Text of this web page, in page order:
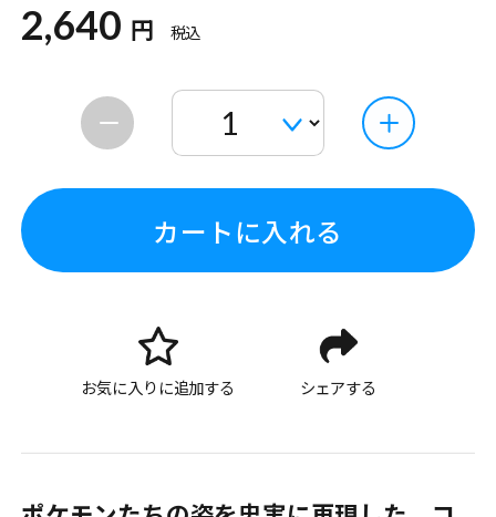
2,640 円 税込
カートに入れる
お気に入りに追加する シェアする